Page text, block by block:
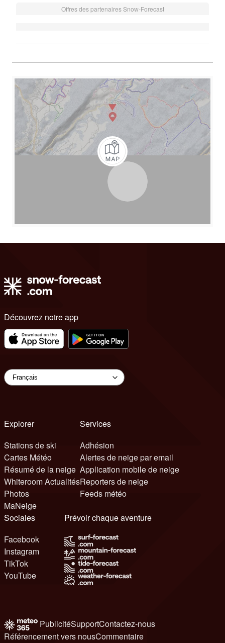
Offres des partenaires Snow-Forecast
Découvrez notre app
Explorer
Stations de ski
Cartes Météo
Résumé de la neige
Whiteroom Actualités
Photos
MaNeige
Services
Adhésion
Alertes de neige par email
Application mobile de neige
Reporters de neige
Feeds météo
Sociales
Facebook
Instagram
TikTok
YouTube
Prévoir chaque aventure
PublicitéSupportContactez-nous
Référencement vers nousCommentaire